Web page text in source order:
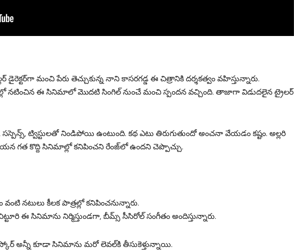
మంచి పేరు తెచ్చుకున్న నాని కాసరగడ్డ ఈ చిత్రానికి దర్శకత్వం వహిస్తున్నారు.
నటించిన ఈ సినిమాలో మొదటి సింగిల్ నుంచే మంచి స్పందన వచ్చింది. తాజాగా విడుదలైన ట్రైలర్
ట్విస్టులతో నిండిపోయి ఉంటుంది. కథ ఎటు తిరుగుతుందో అంచనా వేయడం కష్టం. అల్లరి
గత కొద్ది సినిమాల్లో కనిపించని రేంజ్‌లో ఉందని చెప్పొచ్చు.
నటులు కీలక పాత్రల్లో కనిపించనున్నారు.
ఈ సినిమాను నిర్మిస్తుండగా, బీమ్స్ సీసిరోల్ సంగీతం అందిస్తున్నారు.
స్కోర్ అన్నీ కూడా సినిమాను మరో లెవల్‌కి తీసుకెళ్తున్నాయి.